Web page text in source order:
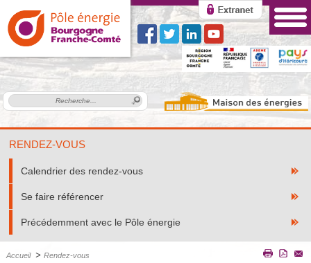
RENDEZ-VOUS
Calendrier des rendez-vous
Se faire référencer
Précédemment avec le Pôle énergie
Accueil > Rendez-vous